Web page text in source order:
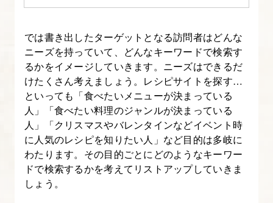
では書き出したターゲットとなる訪問者はどんな
ニーズを持っていて、どんなキーワードで検索す
るかをイメージしていきます。ニーズはできるだ
けたくさん考えましょう。レシピサイトを探す…
といっても「食べたいメニューが決まっている
人」「食べたい料理のジャンルが決まっている
人」「クリスマスやバレンタインなどイベント時
に人気のレシピを知りたい人」など目的は多岐に
わたります。その目的ごとにどのようなキーワー
ドで検索するかを考えてリストアップしていきま
しょう。